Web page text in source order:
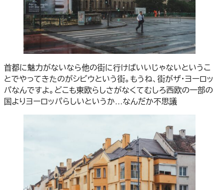
首都に魅力がないなら他の街に行けばいいじゃないというこ
とでやってきたのがシビウという街。もうね、街がザ・ヨーロッ
パなんですよ。どこも東欧らしさがなくてむしろ西欧の一部の
国よりヨーロッパらしいというか…なんだか不思議